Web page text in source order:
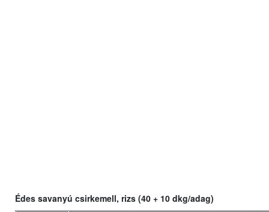
Édes savanyú csirkemell, rizs (40 + 10 dkg/adag)